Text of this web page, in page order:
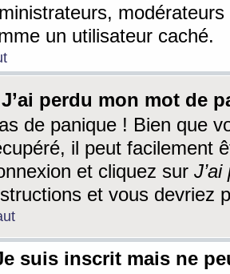
un utilisateur caché.
perdu mon mot de
de panique ! Bien que
il peut facilement
et cliquez sur
et vous devriez
suis inscrit mais ne